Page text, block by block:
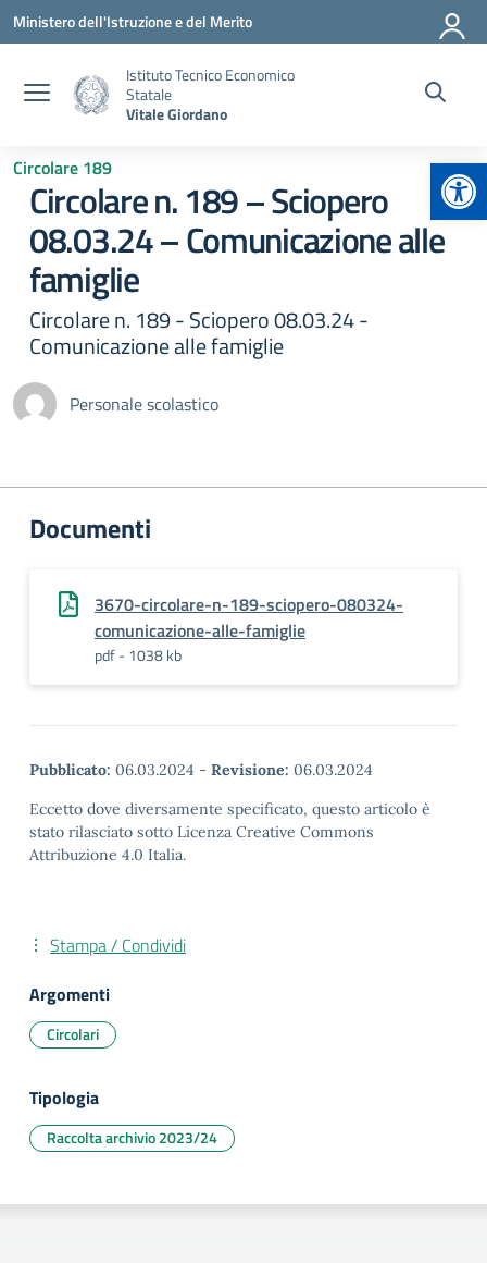
Vai ai contenuti
Vai al menu di navigazione
Vai al footer
Ministero dell'Istruzione e del Merito
Istituto Tecnico Economico
Statale
Vitale Giordano
Circolare 189
Circolare n. 189 – Sciopero
08.03.24 – Comunicazione alle
famiglie
Circolare n. 189 - Sciopero 08.03.24 -
Comunicazione alle famiglie
Personale scolastico
Documenti
3670-circolare-n-189-sciopero-080324-
comunicazione-alle-famiglie
pdf - 1038 kb
Pubblicato: 06.03.2024 - Revisione: 06.03.2024
Eccetto dove diversamente specificato, questo articolo è
stato rilasciato sotto Licenza Creative Commons
Attribuzione 4.0 Italia.
Stampa / Condividi
Argomenti
Circolari
Tipologia
Raccolta archivio 2023/24